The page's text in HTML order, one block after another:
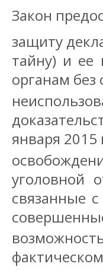
Закон
защиту
тайну) и ее
органам без
января 2015
уголовной
связанные